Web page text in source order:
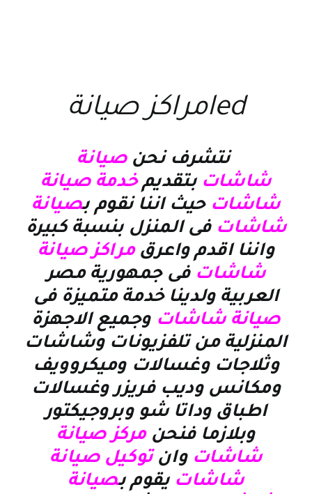
ledمراكز صيانة
نتشرف نحن صيانة
شاشات بتقديمخدمة صيانة
شاشاتحيث اننا نقوم بصيانة
شاشات فى المنزل بنسبة كبيرة
واننا اقدم واعرقمراكز صيانة
شاشات فى جمهورية مصر
العربية ولدينا خدمة متميزة فى
صيانة شاشاتوجميع الاجهزة
المنزلية من تلفزيونات وشاشات
وثلاجات وغسالات وميكروويف
ومكانس وديب فريزر وغسالات
اطباق وداتا شو وبروجيكتور
وبلازمافنحنمركزصيانة
شاشات وانتوكيل صيانة
شاشات يقوم بصيانة